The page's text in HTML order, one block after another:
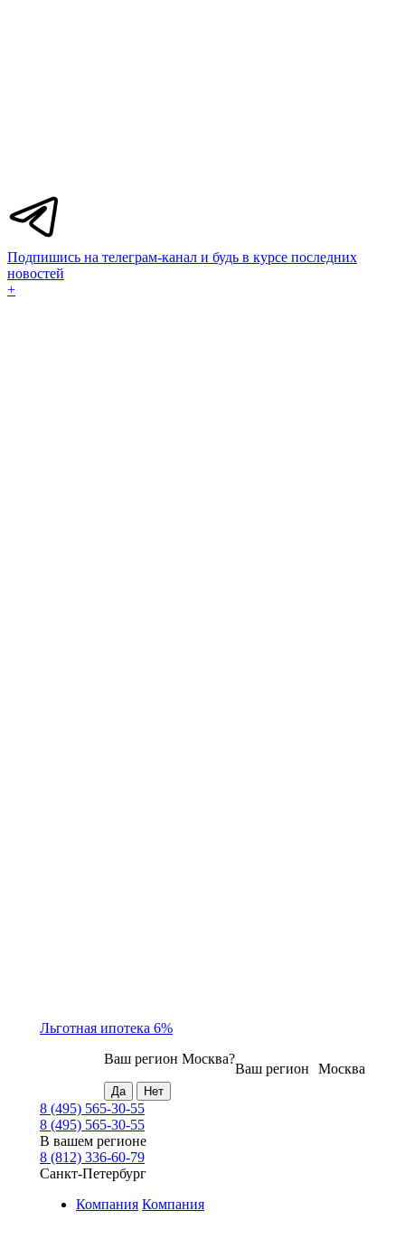
Подпишись на телеграм-канал и будь в курсе последних
новостей
+
Льготная ипотека 6%
Москва
Ваш регион
Ваш регион Москва?
8 (495) 565-30-55
8 (495) 565-30-55
В вашем регионе
8 (812) 336-60-79
Санкт-Петербург
Компания Компания